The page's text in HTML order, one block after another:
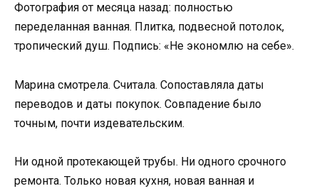
Фотография от месяца назад: полностью
переделанная ванная. Плитка, подвесной потолок,
тропический душ. Подпись: «Не экономлю на себе».
Марина смотрела. Считала. Сопоставляла даты
переводов и даты покупок. Совпадение было
точным, почти издевательским.
Ни одной протекающей трубы. Ни одного срочного
ремонта. Только новая кухня, новая ванная и